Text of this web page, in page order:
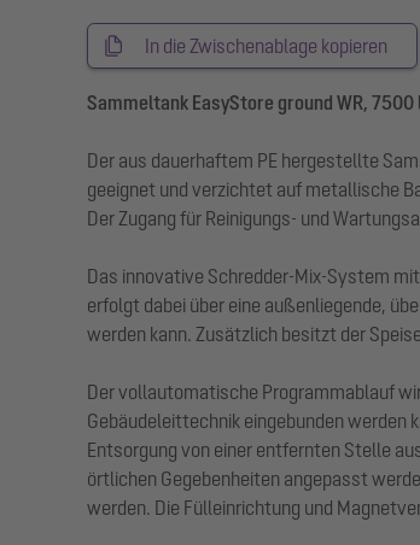
In die Zwischenablage kopieren
Sammeltank EasyStore ground WR,
Der aus dauerhaftem PE hergestellte
geeignet und verzichtet auf metallische
Der Zugang für Reinigungs- und
Das innovative Schredder-Mix-System
erfolgt dabei über eine außenliegende,
werden kann. Zusätzlich besitzt der
Der vollautomatische Programmablauf
Gebäudeleittechnik eingebunden werden
Entsorgung von einer entfernten Stelle
örtlichen Gegebenheiten angepasst
werden. Die Fülleinrichtung und